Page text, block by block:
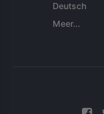
Deutsch
Meer...